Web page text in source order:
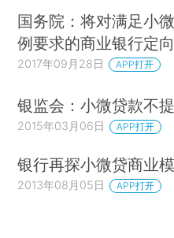
国务院：将对满足小
例要求的商业银行定
2017年09月28日 APP打开
银监会：小微贷款不
2015年03月06日 APP打开
银行再探小微贷商业
2013年08月05日 APP打开